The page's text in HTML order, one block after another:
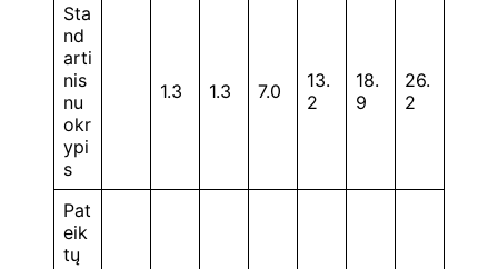
Sta
nd
arti
nis
nu
okr
ypi
s
1.3 1.3 7.0
13.
2
18.
9
26.
2
Pat
eik
tų